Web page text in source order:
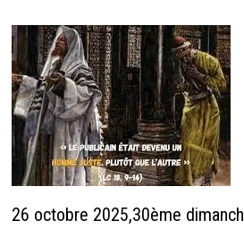
26 octobre 2025,30ème